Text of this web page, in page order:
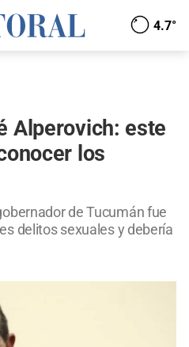
4.7°
Alperovich: este
los
de Tucumán fue
delitos sexuales y debería